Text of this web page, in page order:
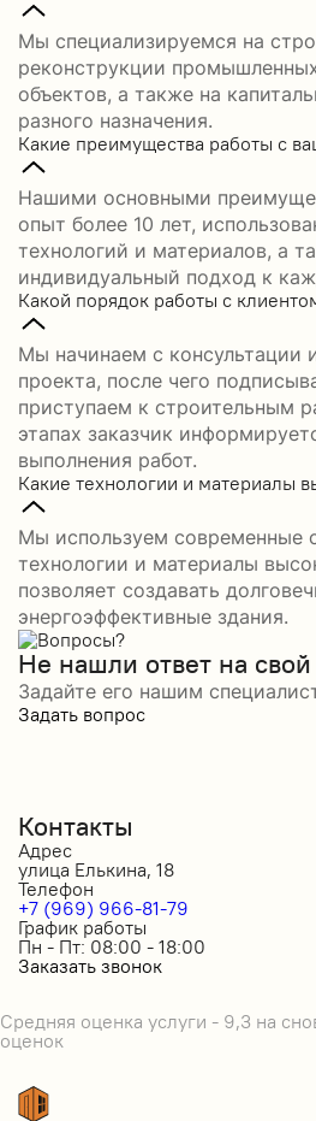
Мы специализируемся на
реконструкции
объектов, а также на
разного назначения.
Какие преимущества работы с
Нашими основными
опыт более 10 лет,
технологий и материалов, а
индивидуальный подход к
Какой порядок работы с
Мы начинаем с консультации
проекта, после чего
приступаем к строительным
этапах заказчик
выполнения работ.
Какие технологии и материалы
Мы используем современные
технологии и материалы
позволяет создавать
энергоэффективные здания.
Не нашли ответ на свой
Задайте его нашим
Задать вопрос
Контакты
Адрес
улица Елькина, 18
Телефон
+7 (969) 966-81-79
График работы
Пн - Пт: 08:00 - 18:00
Заказать звонок
Средняя оценка услуги - 9,3 на
оценок